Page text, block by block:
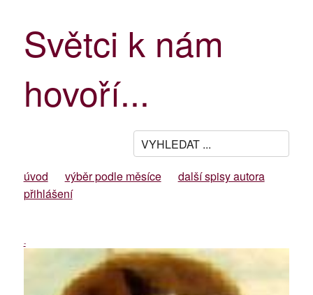
Světci k nám
hovoří...
úvod výběr podle měsíce
další spisy autora
přihlášení
-